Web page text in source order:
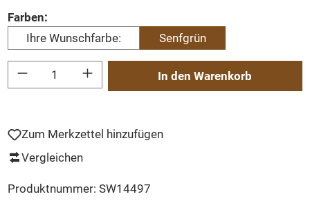
Farben:
Ihre Wunschfarbe:
Senfgrün
Produkt Anzahl: Gib den gewünschten Wert ein oder benutze die Schaltflächen
In den Warenkorb
Zum Merkzettel hinzufügen
Vergleichen
Produktnummer: SW14497